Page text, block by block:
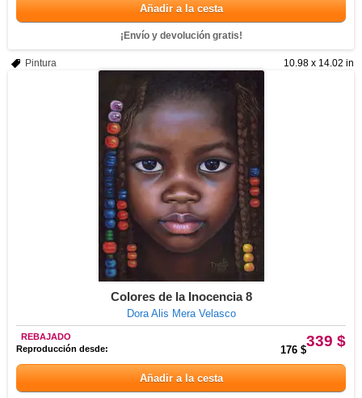
Añadir a la cesta
¡Envío y devolución gratis!
10.98 x 14.02 in
Pintura
Colores de la Inocencia 8
Dora Alis Mera Velasco
339 $
REBAJADO
Reproducción desde:
176 $
Añadir a la cesta